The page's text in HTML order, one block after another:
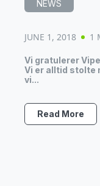
NEWS
JUNE 1, 2018 1
Vi gratulerer
Vi er alltid stolte
vi...
Read More